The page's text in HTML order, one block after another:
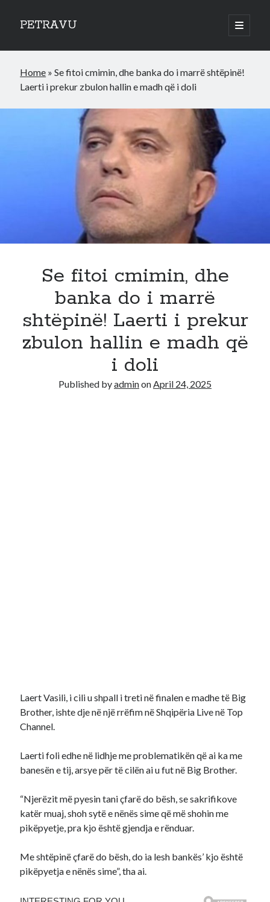
PETRAVU
open
primary
Sidebar
Bank
Credit Cards
Home »Se fitoi cmimin, dhe banka do i marrë shtëpinë!
Laerti i prekur zbulon hallin e madh që i doli
Se fitoi cmimin, dhe
banka do i marrë
shtëpinë! Laerti i prekur
zbulon hallin e madh që
i doli
Published byadminonApril 24, 2025
Laert Vasili, i cili u shpall i treti në finalen e madhe të Big
Brother, ishte dje në një rrëfim në Shqipëria Live në Top
Channel.
Laerti foli edhe në lidhje me problematikën që ai ka me
banesën e tij, arsye për të cilën ai u fut në Big Brother.
“Njerëzit më pyesin tani çfarë do bësh, se sakrifikove
katër muaj, shoh sytë e nënës sime që më shohin me
pikëpyetje, pra kjo është gjendja e rënduar.
Me shtëpinë çfarë do bësh, do ia lesh bankës’ kjo është
pikëpyetja e nënës sime”, tha ai.